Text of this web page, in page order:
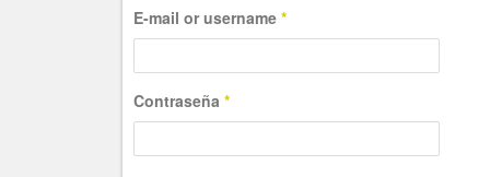
E-mail or username *
Contraseña *